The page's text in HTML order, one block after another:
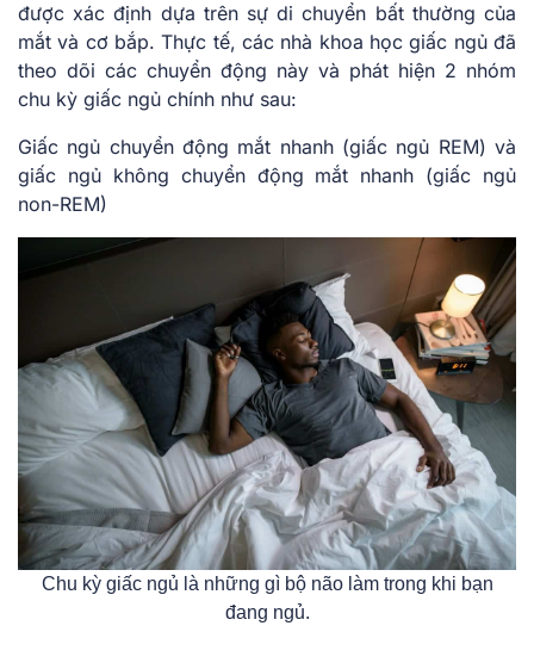
được xác định dựa trên sự di chuyển bất thường của
mắt và cơ bắp. Thực tế, các nhà khoa học giấc ngủ đã
theo dõi các chuyển động này và phát hiện 2 nhóm
chu kỳ giấc ngủ chính như sau:
Giấc ngủ chuyển động mắt nhanh (giấc ngủ REM) và
giấc ngủ không chuyển động mắt nhanh (giấc ngủ
non-REM)
Chu kỳ giấc ngủ là những gì bộ não làm trong khi bạn
đang ngủ.